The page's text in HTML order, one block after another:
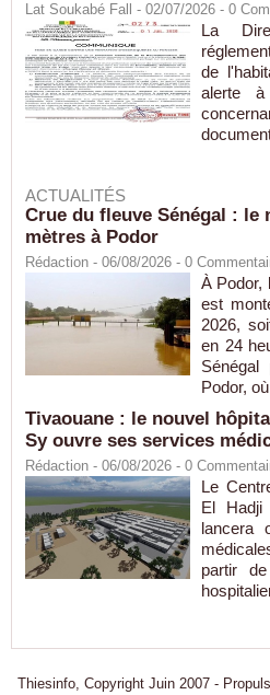
Lat Soukabé Fall - 02/07/2026 - 0
La
de
alerte à
ACTUALITÉS
Crue du fleuve Sénégal : le
mètres à Podor
Rédaction - 06/08/2026 - 0
À Podor,
est
2026,
en 24
Sénégal
Podor,
Tivaouane : le nouvel
Sy ouvre ses services
Rédaction - 06/08/2026 - 0
Le
El
lancera
partir
Thiesinfo, Copyright Juin 2007 -